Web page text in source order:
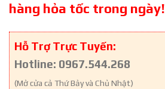
hàng hỏa tốc trong ngày!
Hỗ Trợ Trực Tuyến:
Hotline: 0967.544.268
(Mở cửa cả Thứ Bảy và Chủ Nhật)